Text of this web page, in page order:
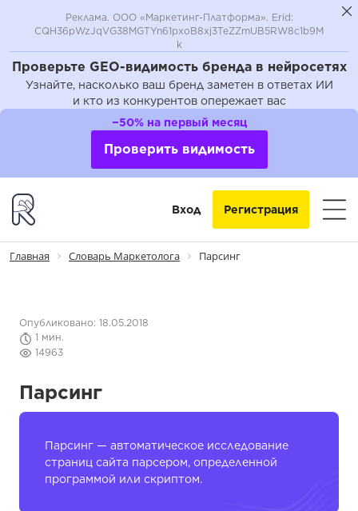
Проверьте GEO-видимость бренда в нейросетях
Узнайте, насколько ваш бренд заметен в ответах ИИ
и кто из конкурентов опережает вас
Реклама. ООО «Маркетинг-Платформа». Erid:
CQH36pWzJqVG38MGTYn61pxoB8xj3TeZZmUB5RW8c1b9M
k
−50% на первый месяц
Проверить видимость
Вход Регистрация
Главная Словарь Маркетолога Парсинг
Парсинг
Опубликовано: 18.05.2018
1 мин.
14963
Парсинг — автоматическое исследование
страниц сайта парсером, определенной
программой или скриптом.